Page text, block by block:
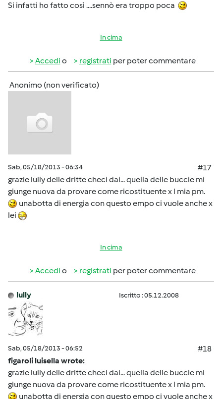
Si infatti ho fatto così ....sennò era troppo poca
In cima
Accedi o registrati per poter commentare
Anonimo (non verificato)
Sab, 05/18/2013 - 06:34
#17
grazie lully delle dritte checi dai... quella delle buccie mi
giunge nuova da provare come ricostituente x l mia pm.
unabotta di energia con questo empo ci vuole anche x
lei
In cima
Accedi o registrati per poter commentare
lully Iscritto : 05.12.2008
Sab, 05/18/2013 - 06:52
#18
figaroli luisella wrote:
grazie lully delle dritte checi dai... quella delle buccie mi
giunge nuova da provare come ricostituente x l mia pm.
unabotta di energia con questo empo ci vuole anche x